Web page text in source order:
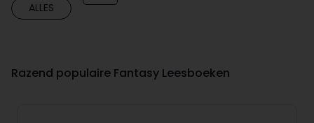
ALLES
Razend populaire Fantasy Leesboeken